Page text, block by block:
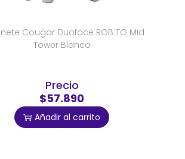
Cougar Duoface RGB TG Mid
Tower Blanco
Precio
$57.890
Añadir al carrito